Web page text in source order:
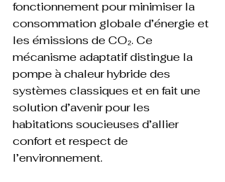
fonctionnement pour minimiser la
consommation globale d’énergie et
les émissions de CO₂. Ce
mécanisme adaptatif distingue la
pompe à chaleur hybride des
systèmes classiques et en fait une
solution d’avenir pour les
habitations soucieuses d’allier
confort et respect de
l’environnement.